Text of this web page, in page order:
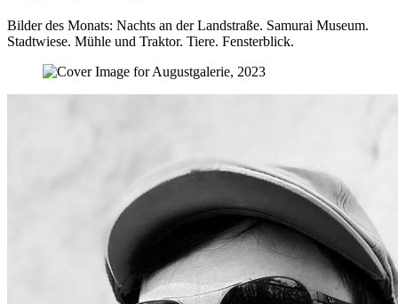
Bilder des Monats: Nachts an der Landstraße. Samurai Museum.
Stadtwiese. Mühle und Traktor. Tiere. Fensterblick.